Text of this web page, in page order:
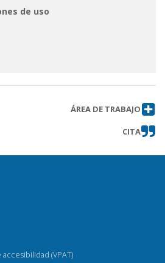
de uso
ÁREA DE TRABAJO
CITA
(VPAT)